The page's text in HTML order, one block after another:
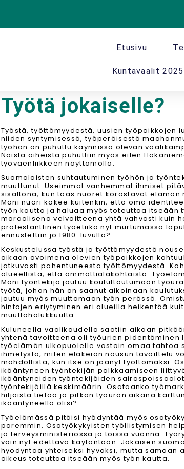
Etusivu
Kuntavaalit 2025
Työtä jokaiselle?
Työstä, työttömyydestä, uusien työpaikkojen
niiden syntymisessä, työperäisestä
työhön on puhuttu käynnissä olevan
Näistä aiheista puhuttiin myös eilen
työväenliikkeen näyttämöllä.
Suomalaisten suhtautuminen työhön ja
muuttunut. Useimmat vanhemmat ihmiset
sisältönä, kun taas nuoret korostavat
Moni nuori kokee kuitenkin, että oma
työn kautta ja haluaa myös toteuttaa itseään
moraalisena velvoitteena yhtä vahvasti kuin
protestanttinen työetiika nyt murtumassa
ennustettiin jo 1980-luvulla?
Keskustelussa työstä ja työttömyydestä
aikaan avoimena olevien työpaikkojen
jatkuvasti pahentuneesta työttömyydestä.
alueellista, että ammattialakohtaista.
Moni työntekijä joutuu kouluttautumaan
työtä, johon hän on saanut aikoinaan
joutuu myös muuttamaan työn perässä.
hintojen eriytyminen eri alueilla heikentää
muuttohalukkuutta.
Kuluneella vaalikaudella saatiin aikaan
yhtenä tavoitteena oli työurien pidentäminen
työelämän ulkopuolelle vastoin omaa tahtoa
ihmetystä, miten eläkeiän nousun tavoittelu
mahdollista, kun itse on jäänyt työttömäksi.
ikääntyneen työntekijän palkkaamiseen
ikääntyneiden työntekijöiden
työntekijöillä keskimäärin. Osataanko
hiljaista tietoa ja pitkän työuran aikana
ikääntyneellä olisi?
Työelämässä pitäisi hyödyntää myös
paremmin. Osatyökykyisten työllistymisen
ja terveysministeriössä jo toissa vuonna.
vain nyt edettävä käytäntöön. Jokaisen
hyödyntää yhteiseksi hyväksi, mutta samaan
oikeus toteuttaa itseään myös työn kautta.